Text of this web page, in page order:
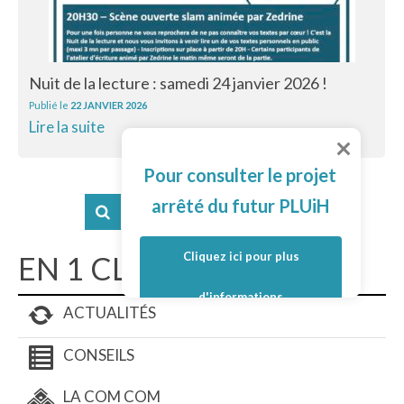
Nuit de la lecture : samedi 24 janvier 2026 !
Publié le 22 JANVIER 2026
Lire la suite
EN 1 CLIC
ACTUALITÉS
CONSEILS
LA COM COM
Pour consulter le projet
arrêté du futur PLUiH
Cliquez ici pour plus
d'informations